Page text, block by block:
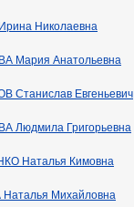
Николаевна
Мария Анатольевна
Станислав Евгеньевич
Людмила Григорьевна
Наталья Кимовна
Михайловна